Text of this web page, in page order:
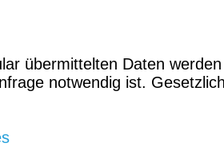
übermittelten Daten
notwendig ist.